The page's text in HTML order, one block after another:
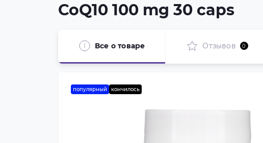
CoQ10 100 mg 30 caps
Все о товаре Отзывов 0
популярный кончилось